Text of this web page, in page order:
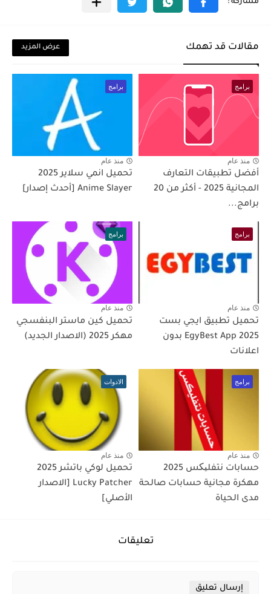
مقالات قد تهمك عرض المزيد
برامج
منذ عام
أفضل تطبيقات التعارف
المجانية 2025 - أكثر من 20
برامج...
برامج
منذ عام
تحميل انمي سلاير 2025
Anime Slayer [أحدث إصدار]
برامج
منذ عام
تحميل تطبيق ايجي بست
2025 EgyBest App بدون
اعلانات
برامج
منذ عام
تحميل كين ماستر البنفسجي
مهكر 2025 (الاصدار الجديد)
برامج
منذ عام
حسابات نتفلیکس 2025
مهكرة مجانية حسابات صالحة
مدى الحياة
الادوات
منذ عام
تحميل لوكي باتشر 2025
Lucky Patcher [الاصدار
الأصلي]
تعليقات
إرسال تعليق